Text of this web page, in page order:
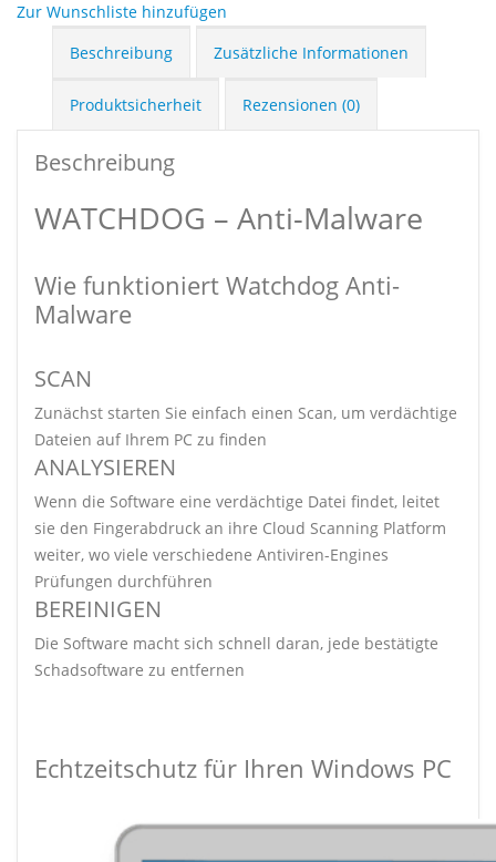
Zur Wunschliste hinzufügen
Beschreibung
Zusätzliche Informationen
Produktsicherheit Rezensionen (0)
Beschreibung
WATCHDOG – Anti-Malware
Wie funktioniert Watchdog Anti-
Malware
SCAN
Zunächst starten Sie einfach einen Scan, um verdächtige
Dateien auf Ihrem PC zu finden
ANALYSIEREN
Wenn die Software eine verdächtige Datei findet, leitet
sie den Fingerabdruck an ihre Cloud Scanning Platform
weiter, wo viele verschiedene Antiviren-Engines
Prüfungen durchführen
BEREINIGEN
Die Software macht sich schnell daran, jede bestätigte
Schadsoftware zu entfernen
Echtzeitschutz für Ihren Windows PC